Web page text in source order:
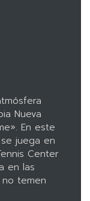
Nueva
En este
juega en
Center
en las
temen